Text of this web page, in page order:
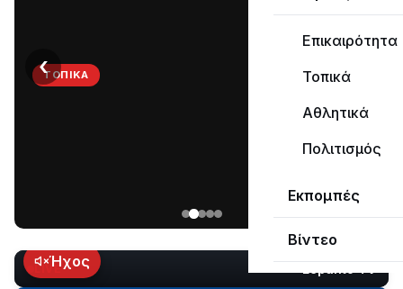
Επικαιρότητα
Τοπικά
Αθλητικά
Πολιτισμός
Εκπομπές
Βίντεο
ΤΟΠΙΚΆ
Κωτσανά
για
‹
LIVEΉχος